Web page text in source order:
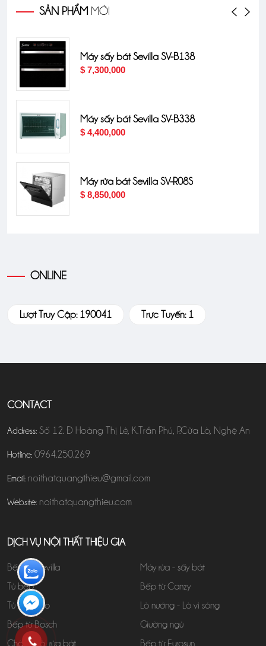
SẢN PHẨM MỚI
Máy sấy bát Sevilla SV-B138
$ 7,300,000
Máy sấy bát Sevilla SV-B338
$ 4,400,000
Máy rửa bát Sevilla SV-R08S
$ 8,850,000
ONLINE
Lượt Truy Cập: 190041 Trực Tuyến: 1
CONTACT
Address: Số 12. Đ Hoàng Thị Lê, K.Trần Phú, P.Cửa Lò, Nghệ An
Hotline: 0964.250.269
Email: noithatquangthieu@gmail.com
Website: noithatquangthieu.com
DỊCH VỤ NỘI THẤT THIỆU GIA
Bếp Từ Sevilla
Máy rửa - sấy bát
Tủ bếp
Bếp từ Canzy
Tủ quần áo
Lò nướng - Lò vi sóng
Bếp từ Bosch
Giường ngủ
Chậu - Vòi rửa bát
Bếp từ Eurosun